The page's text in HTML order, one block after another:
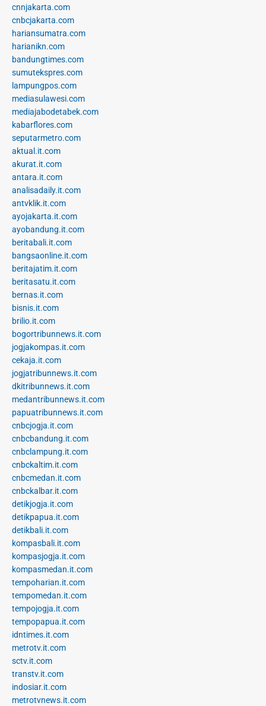
cnnjakarta.com
cnbcjakarta.com
hariansumatra.com
harianikn.com
bandungtimes.com
sumutekspres.com
lampungpos.com
mediasulawesi.com
mediajabodetabek.com
kabarflores.com
seputarmetro.com
aktual.it.com
akurat.it.com
antara.it.com
analisadaily.it.com
antvklik.it.com
ayojakarta.it.com
ayobandung.it.com
beritabali.it.com
bangsaonline.it.com
beritajatim.it.com
beritasatu.it.com
bernas.it.com
bisnis.it.com
brilio.it.com
bogortribunnews.it.com
jogjakompas.it.com
cekaja.it.com
jogjatribunnews.it.com
dkitribunnews.it.com
medantribunnews.it.com
papuatribunnews.it.com
cnbcjogja.it.com
cnbcbandung.it.com
cnbclampung.it.com
cnbckaltim.it.com
cnbcmedan.it.com
cnbckalbar.it.com
detikjogja.it.com
detikpapua.it.com
detikbali.it.com
kompasbali.it.com
kompasjogja.it.com
kompasmedan.it.com
tempoharian.it.com
tempomedan.it.com
tempojogja.it.com
tempopapua.it.com
idntimes.it.com
metrotv.it.com
sctv.it.com
transtv.it.com
indosiar.it.com
metrotvnews.it.com